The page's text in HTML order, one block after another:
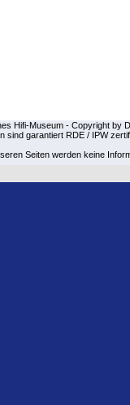
Hifi-Museum - Copyright by
sind garantiert RDE / IPW
Seiten werden keine